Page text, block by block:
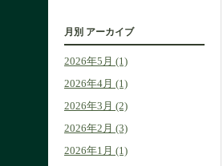
月別 アーカイブ
2026年5月 (1)
2026年4月 (1)
2026年3月 (2)
2026年2月 (3)
2026年1月 (1)